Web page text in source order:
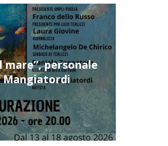
mare”, personale
Mangiatordi